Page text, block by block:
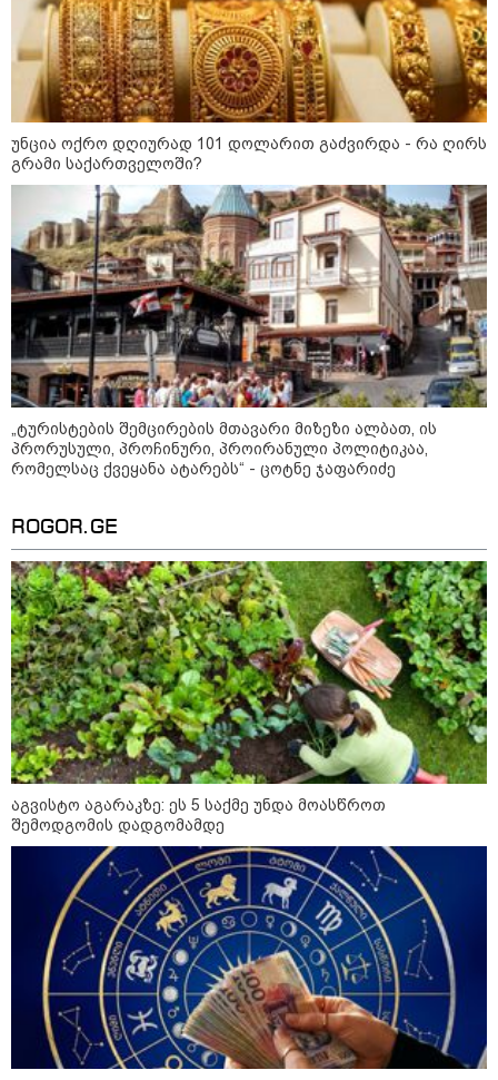
12:34 / 08-08-2026
რას აცხადებს ირაკლი კობახიძე
ელექტროენერგიის რამდენჯერმე
გათიშვასთან დაკავშირებით?
19:32 / 08-08-2026
"სიმბოლურია, რომ კობახიძის
მოღალატეობრივი განცხადება
საქართველოს
თავისუფლებისთვის შეწირული
გმირების მემორიალზე
გაკეთდა" - "ნაციონალური
მოძრაობა"
19:03 / 08-08-2026
"მკაცრად ვგმობთ ირაკლი
კობახიძის განცხადებას" -
16:33 / 08-08-2026
"გიორგი ბარამიძემ რაღაც
არასწორად ჩამოაყალიბა,
მაგრამ ნამდვილად არ
ეკუთვნის წიხლი ივანიშვილის
ღალატზე დაფუძნებული
დიქტატურის მსახურებისგან" -
მიხეილ სააკაშვილი
16:22 / 08-08-2026
"აი, ეს არის სამშობლოს
ნიკა გვარამია აგვისტოს ომთან
დაკავშირებით ირაკლი
კობახიძის განცხადებას?
კატეგორიის ყველა სიახლე
უნცია ოქრო დღიურად 101 დოლარით გაძვირდა - რა ღირს
გრამი საქართველოში?
„ტურისტების შემცირების მთავარი მიზეზი ალბათ, ის
პრორუსული, პროჩინური, პროირანული პოლიტიკაა,
რომელსაც ქვეყანა ატარებს“ - ცოტნე ჯაფარიძე
ROGOR.GE
აგვისტო აგარაკზე: ეს 5 საქმე უნდა მოასწროთ
შემოდგომის დადგომამდე